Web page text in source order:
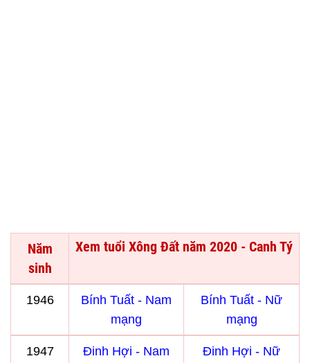
Năm
sinh
Xem tuổi Xông Đất năm 2020 - Canh Tý
1946
Bính Tuất - Nam
mạng
Bính Tuất - Nữ
mạng
1947
Đinh Hợi - Nam
Đinh Hợi - Nữ